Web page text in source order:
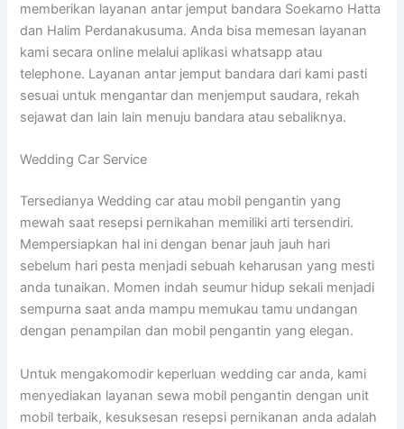
memberikan layanan antar jemput bandara Soekarno Hatta
dan Halim Perdanakusuma. Anda bisa memesan layanan
kami secara online melalui aplikasi whatsapp atau
telephone. Layanan antar jemput bandara dari kami pasti
sesuai untuk mengantar dan menjemput saudara, rekah
sejawat dan lain lain menuju bandara atau sebaliknya.
Wedding Car Service
Tersedianya Wedding car atau mobil pengantin yang
mewah saat resepsi pernikahan memiliki arti tersendiri.
Mempersiapkan hal ini dengan benar jauh jauh hari
sebelum hari pesta menjadi sebuah keharusan yang mesti
anda tunaikan. Momen indah seumur hidup sekali menjadi
sempurna saat anda mampu memukau tamu undangan
dengan penampilan dan mobil pengantin yang elegan.
Untuk mengakomodir keperluan wedding car anda, kami
menyediakan layanan sewa mobil pengantin dengan unit
mobil terbaik, kesuksesan resepsi pernikanan anda adalah